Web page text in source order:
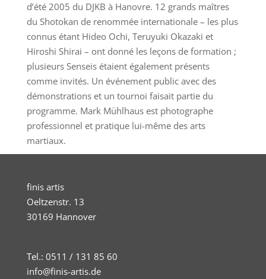
d’été 2005 du DJKB à Hanovre. 12 grands maîtres
du Shotokan de renommée internationale – les plus
connus étant Hideo Ochi, Teruyuki Okazaki et
Hiroshi Shirai – ont donné les leçons de formation ;
plusieurs Senseis étaient également présents
comme invités. Un événement public avec des
démonstrations et un tournoi faisait partie du
programme. Mark Mühlhaus est photographe
professionnel et pratique lui-même des arts
martiaux.
finis artis
Oeltzenstr. 13
30169 Hannover
Tel.: 0511 / 131 85 60
info@finis-artis.de